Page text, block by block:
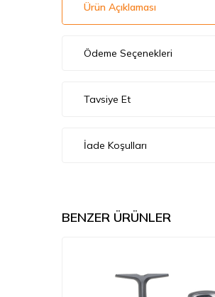
Ürün Açıklaması
Ödeme Seçenekleri
Tavsiye Et
İade Koşulları
BENZER ÜRÜNLER